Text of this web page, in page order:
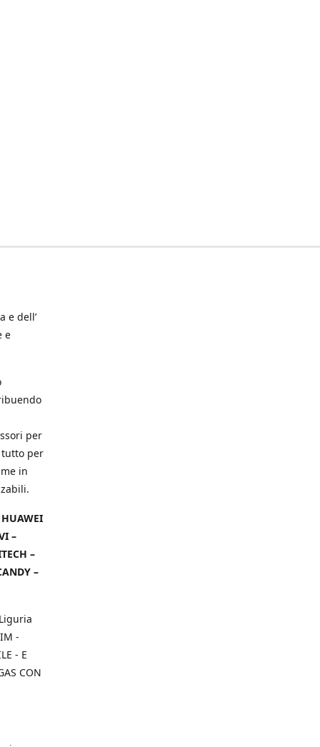
e dell’
e
per
per
in
–
–
–
-
- E
CON